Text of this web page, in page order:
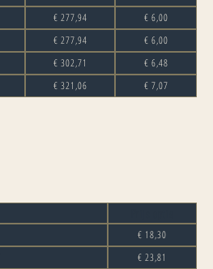
€ 277,94
€ 6,00
€ 277,94
€ 6,00
€ 302,71
€ 6,48
€ 321,06 € 7,07
€ 18,30
€ 23,81